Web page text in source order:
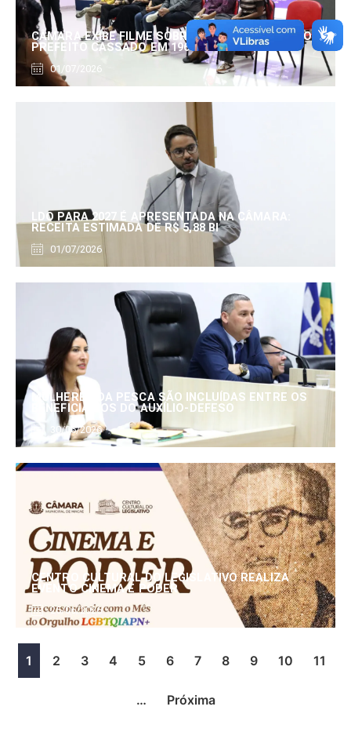
CÂMARA EXIBE FILME SOBRE EDUARDO SERRANO,
PREFEITO CASSADO EM 1960
01/07/2026
LDO PARA 2027 É APRESENTADA NA CÂMARA:
RECEITA ESTIMADA DE R$ 5,88 BI
01/07/2026
MULHERES DA PESCA SÃO INCLUÍDAS ENTRE OS
BENEFICIÁRIOS DO AUXÍLIO-DEFESO
30/06/2026
CENTRO CULTURAL DO LEGISLATIVO REALIZA
EVENTO CINEMA E PODER
25/06/2026
1 2 3 4 5 6 7 8 9 10 11
… Próxima